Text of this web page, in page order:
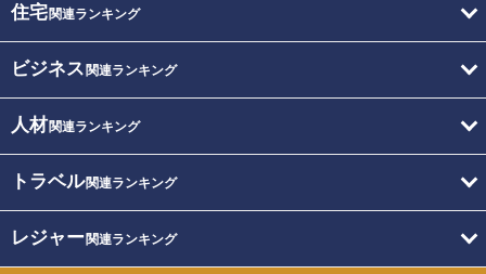
住宅関連ランキング
ビジネス 関連ランキング
人材関連ランキング
トラベル関連ランキング
レジャー関連ランキング